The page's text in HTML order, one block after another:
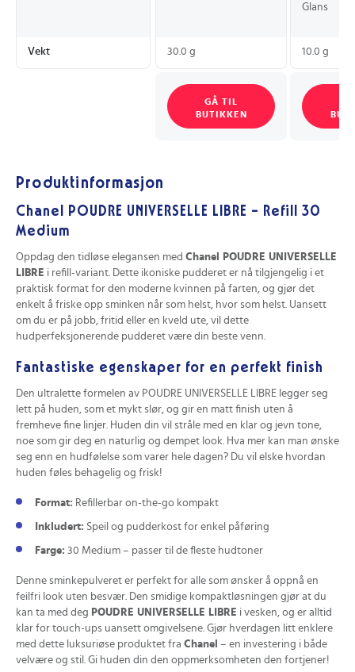
Glans
Vekt 30.0 g 10.0 g
GÅ TIL
BUTIKKEN
Produktinformasjon
Chanel POUDRE UNIVERSELLE LIBRE – Refill 30
Medium
Oppdag den tidløse elegansen med Chanel POUDRE UNIVERSELLE
LIBRE i refill-variant. Dette ikoniske pudderet er nå tilgjengelig i et
praktisk format for den moderne kvinnen på farten, og gjør det
enkelt å friske opp sminken når som helst, hvor som helst. Uansett
om du er på jobb, fritid eller en kveld ute, vil dette
hudperfeksjonerende pudderet være din beste venn.
Fantastiske egenskaper for en perfekt finish
Den ultralette formelen av POUDRE UNIVERSELLE LIBRE legger seg
lett på huden, som et mykt slør, og gir en matt finish uten å
fremheve fine linjer. Huden din vil stråle med en klar og jevn tone,
noe som gir deg en naturlig og dempet look. Hva mer kan man ønske
seg enn en hudfølelse som varer hele dagen? Du vil elske hvordan
huden føles behagelig og frisk!
Format: Refillerbar on-the-go kompakt
Inkludert: Speil og pudderkost for enkel påføring
Farge: 30 Medium – passer til de fleste hudtoner
Denne sminkepulveret er perfekt for alle som ønsker å oppnå en
feilfri look uten besvær. Den smidige kompaktløsningen gjør at du
kan ta med deg POUDRE UNIVERSELLE LIBRE i vesken, og er alltid
klar for touch-ups uansett omgivelsene. Gjør hverdagen litt enklere
med dette luksuriøse produktet fra Chanel – en investering i både
velvære og stil. Gi huden din den oppmerksomheten den fortjener!